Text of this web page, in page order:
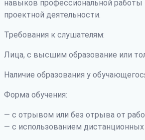
навыков профессиональной работы
проектной деятельности.
Требования к слушателям:
Лица, с высшим образование или
Наличие образования у
Форма обучения:
— с отрывом или без отрыва от
— с использованием дистанционных